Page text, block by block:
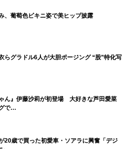
、葡萄色ビキニ姿で美ヒップ披露
らグラドル6人が大胆ポージング “股”特化写
ゃん』伊藤沙莉が初登場 大好きな芦田愛菜
で…
20歳で買った初愛車・ソアラに興奮「デジ